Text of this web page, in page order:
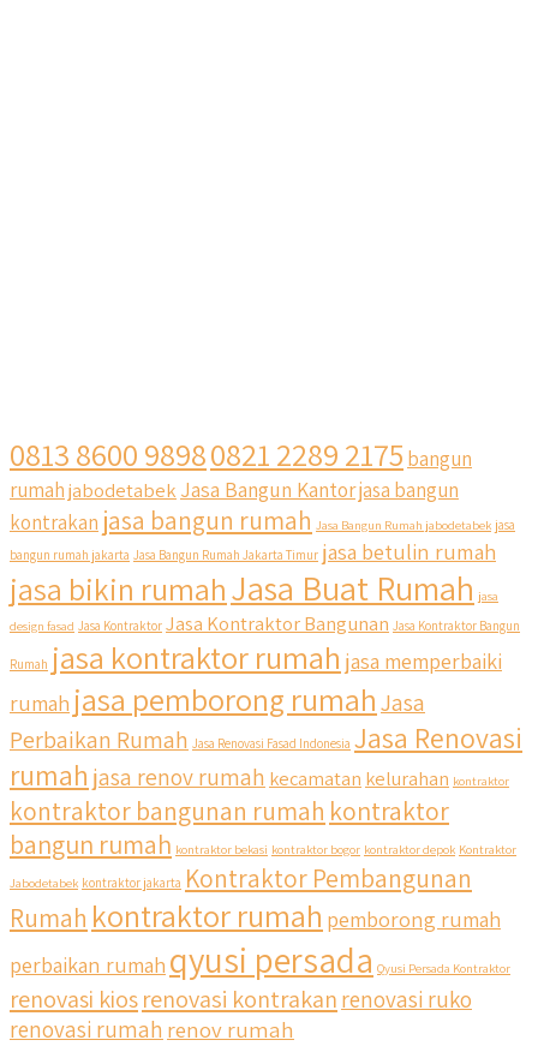
0813 8600 98980821 2289 2175 bangun
rumahjabodetabek Jasa Bangun Kantorjasa bangun
kontrakan jasa bangun rumah Jasa Bangun Rumah jabodetabek jasa
bangun rumah jakarta Jasa Bangun Rumah Jakarta Timur jasa betulin rumah
jasa bikin rumahJasa Buat Rumah jasa
design fasad Jasa Kontraktor Jasa Kontraktor Bangunan Jasa Kontraktor Bangun
Rumah jasa kontraktor rumah jasa memperbaiki
rumah jasa pemborong rumahJasa
Perbaikan Rumah Jasa Renovasi Fasad Indonesia Jasa Renovasi
rumah jasa renov rumah kecamatan kelurahan kontraktor
kontraktor bangunan rumah kontraktor
bangun rumah kontraktor bekasi kontraktor bogor kontraktor depok Kontraktor
Jabodetabek kontraktor jakarta Kontraktor Pembangunan
Rumah kontraktor rumah pemborong rumah
perbaikan rumah qyusi persada Qyusi Persada Kontraktor
renovasi kiosrenovasi kontrakanrenovasi ruko
renovasi rumah renov rumah